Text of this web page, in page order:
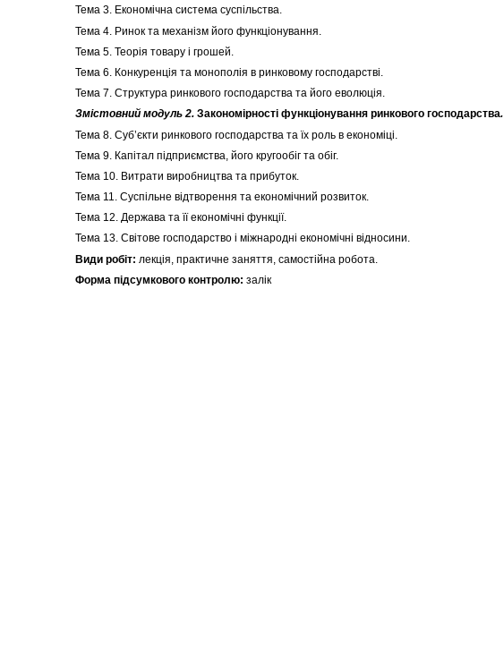
Тема 3. Економічна система суспільства.
Тема 4. Ринок та механізм його функціонування.
Тема 5. Теорія товару і грошей.
Тема 6. Конкуренція та монополія в ринковому господарстві.
Тема 7. Структура ринкового господарства та його еволюція.
Змістовний модуль 2. Закономірності функціонування ринкового господарства.
Тема 8. Суб’єкти ринкового господарства та їх роль в економіці.
Тема 9. Капітал підприємства, його кругообіг та обіг.
Тема 10. Витрати виробництва та прибуток.
Тема 11. Суспільне відтворення та економічний розвиток.
Тема 12. Держава та її економічні функції.
Тема 13. Світове господарство і міжнародні економічні відносини.
Види робіт: лекція, практичне заняття, самостійна робота.
Форма підсумкового контролю: залік